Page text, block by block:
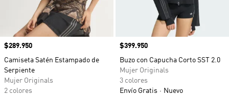
Precio
$289.950
Camiseta Satén Estampado de
Serpiente
Mujer Originals
2 colores
Precio
$399.950
Buzo con Capucha Corto SST 2.0
Mujer Originals
3 colores
Envío Gratis
Nuevo